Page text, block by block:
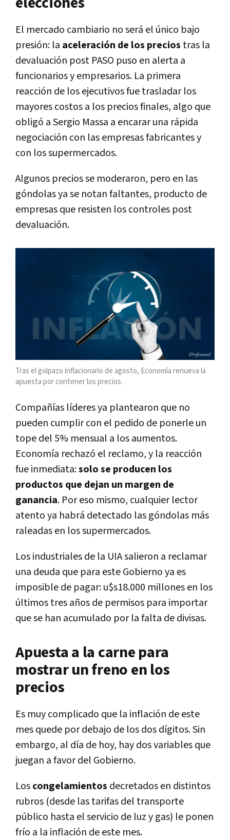
El mercado cambiario no será el único bajo
presión: la aceleración de los precios tras la
devaluación post PASO puso en alerta a
funcionarios y empresarios. La primera
reacción de los ejecutivos fue trasladar los
mayores costos a los precios finales, algo que
obligó a Sergio Massa a encarar una rápida
negociación con las empresas fabricantes y
con los supermercados.
Algunos precios se moderaron, pero en las
góndolas ya se notan faltantes, producto de
empresas que resisten los controles post
devaluación.
Tras el golpazo inflacionario de agosto, Economía renueva la
apuesta por contener los precios.
Compañías líderes ya plantearon que no
pueden cumplir con el pedido de ponerle un
tope del 5% mensual a los aumentos.
Economía rechazó el reclamo, y la reacción
fue inmediata:solo se producen los
productos que dejan un margen de
ganancia. Por eso mismo, cualquier lector
atento ya habrá detectado las góndolas más
raleadas en los supermercados.
Los industriales de la UIA salieron a reclamar
una deuda que para este Gobierno ya es
imposible de pagar: u$s18.000 millones en los
últimos tres años de permisos para importar
que se han acumulado por la falta de divisas.
Apuesta a la carne para
mostrar un freno en los
precios
Es muy complicado que la inflación de este
mes quede por debajo de los dos dígitos. Sin
embargo, al día de hoy, hay dos variables que
juegan a favor del Gobierno.
Loscongelamientos decretados en distintos
rubros (desde las tarifas del transporte
público hasta el servicio de luz y gas) le ponen
frío a la inflación de este mes.